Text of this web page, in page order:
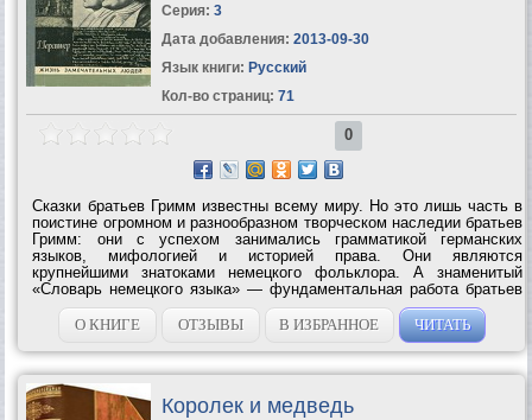
Серия: 3
Дата добавления: 2013-09-30
Язык книги: Русский
Кол-во страниц: 71
0
Сказки братьев Гримм известны всему миру. Но это лишь часть в
поистине огромном и разнообразном творческом наследии братьев
Гримм: они с успехом занимались грамматикой германских
языков, мифологией и историей права. Они являются
крупнейшими знатоками немецкого фольклора. А знаменитый
«Словарь немецкого языка» — фундаментальная работа братьев
Гримм — и поныне не потерял своего...
О КНИГЕ
ОТЗЫВЫ В ИЗБРАННОЕ ЧИТАТЬ
Королек и медведь